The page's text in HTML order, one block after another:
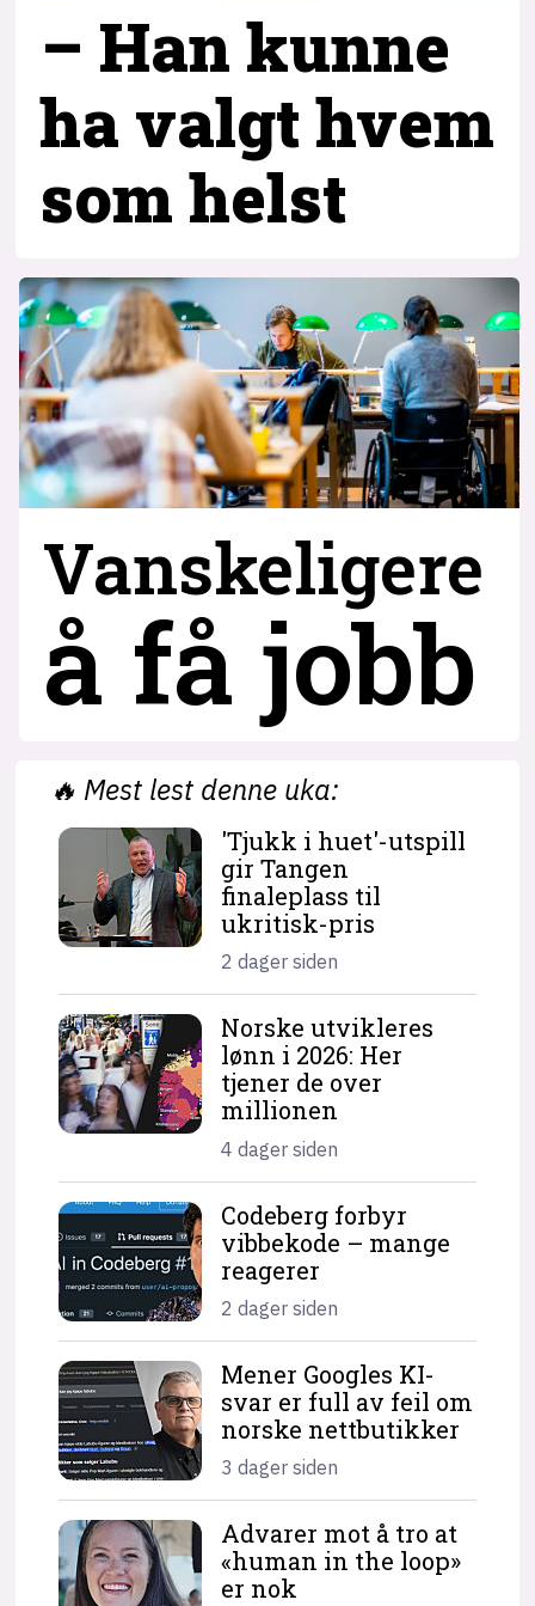
– Han kunne
ha valgt hvem
som helst
Vanskeligere
å få jobb
🔥 Mest lest denne uka:
'Tjukk i huet'-utspill
gir Tangen
finaleplass til
ukritisk-pris
2 dager siden
Norske utvikleres
lønn i 2026: Her
tjener de over
millionen
4 dager siden
Codeberg forbyr
vibbekode – mange
reagerer
2 dager siden
Mener Googles KI-
svar er full av feil om
norske nettbutikker
3 dager siden
Advarer mot å tro at
«human in the loop»
er nok